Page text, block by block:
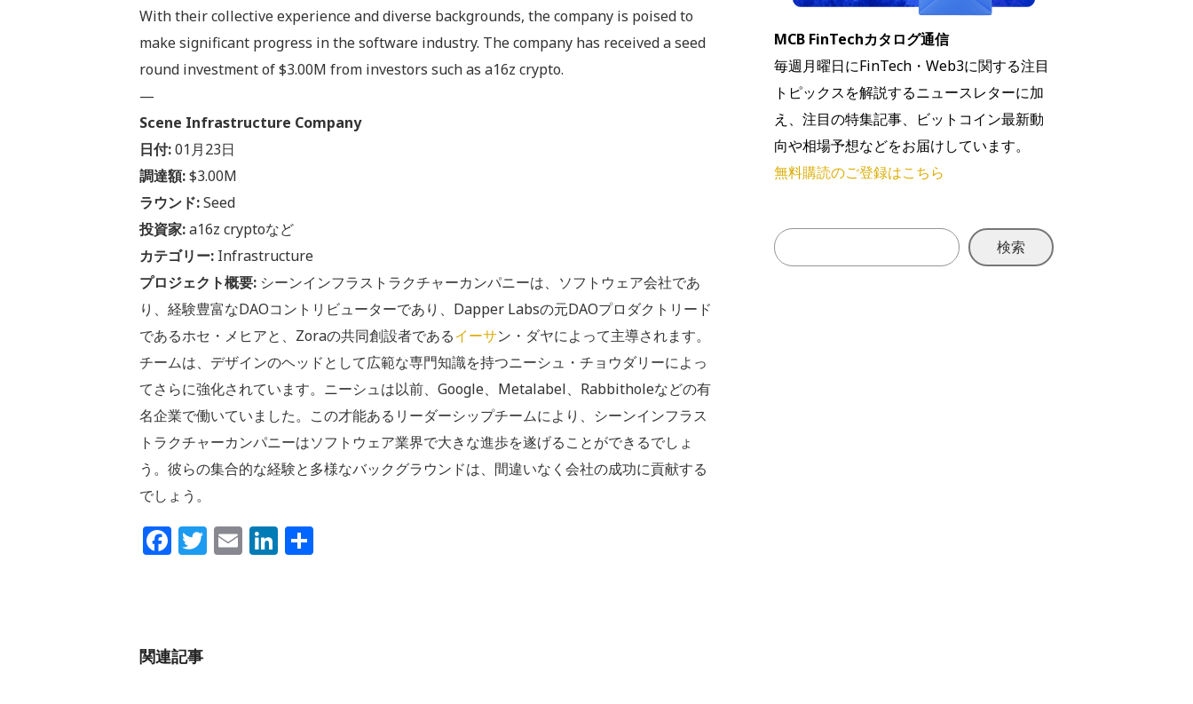
With their collective experience and diverse backgrounds, the company is poised to
make significant progress in the software industry. The company has received a seed
round investment of $3.00M from investors such as a16z crypto.
—
Scene Infrastructure Company
日付:01月23日
調達額:$3.00M
ラウンド:Seed
投資家:a16z cryptoなど
カテゴリー: Infrastructure
プロジェクト概要: シーンインフラストラクチャーカンパニーは、ソフトウェア会社であ
り、経験豊富なDAOコントリビューターであり、Dapper Labsの元DAOプロダクトリード
であるホセ・メヒアと、Zoraの共同創設者であるイーサン・ダヤによって主導されます。
チームは、デザインのヘッドとして広範な専門知識を持つニーシュ・チョウダリーによっ
てさらに強化されています。ニーシュは以前、Google、Metalabel、Rabbitholeなどの有
名企業で働いていました。この才能あるリーダーシップチームにより、シーンインフラス
トラクチャーカンパニーはソフトウェア業界で大きな進歩を遂げることができるでしょ
う。彼らの集合的な経験と多様なバックグラウンドは、間違いなく会社の成功に貢献する
でしょう。
Facebook
Twitter
EmailLinkedIn
関連記事
MCB FinTechカタログ通信
毎週月曜日にFinTech・Web3に関する注目
トピックスを解説するニュースレターに加
え、注目の特集記事、ビットコイン最新動
向や相場予想などをお届けしています。
無料購読のご登録はこちら
検索